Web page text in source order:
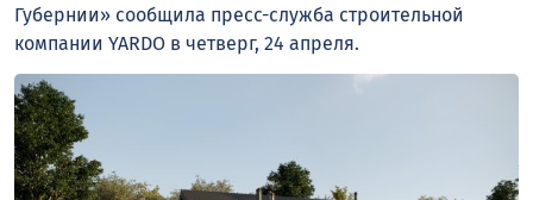
Губернии» сообщила пресс-служба строительной
компании YARDO в четверг, 24 апреля.